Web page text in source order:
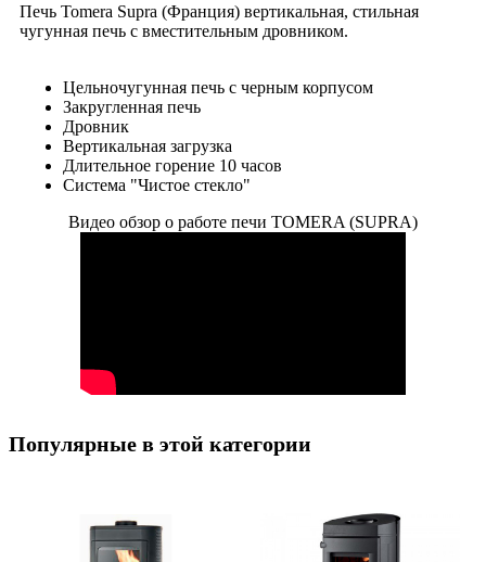
Печь Tomera Supra (Франция) вертикальная, стильная
чугунная печь с вместительным дровником.
Цельночугунная печь с черным корпусом
Закругленная печь
Дровник
Вертикальная загрузка
Длительное горение 10 часов
Система "Чистое стекло"
Видео обзор о работе печи TOMERA (SUPRA)
Популярные в этой категории